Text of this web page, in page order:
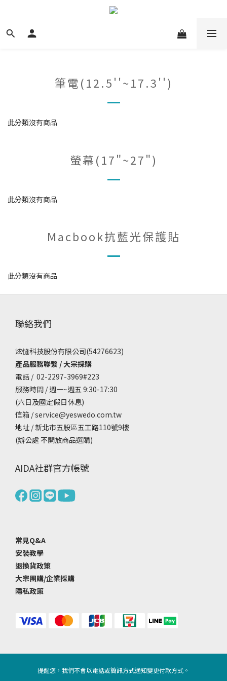
筆電(12.5''~17.3'')
此分類沒有商品
螢幕(17"~27")
此分類沒有商品
Macbook抗藍光保護貼
此分類沒有商品
聯絡我們
炫㦀科技股份有限公司(54276623)
產品服務聯繫 / 大宗採購
電話 / 02-2297-3969#223
服務時間 / 週一~週五 9:30-17:30
(六日及國定假日休息)
信箱 / service@yeswedo.com.tw
地址 / 新北市五股區五工路110號9樓
(辦公處 不開放商品選購)
AIDA社群官方帳號
常見Q&A
安裝教學
退換貨政策
大宗團購/企業採購
隱私政策
提醒您，我們不會以電話或簡訊方式通知變更付款方式。